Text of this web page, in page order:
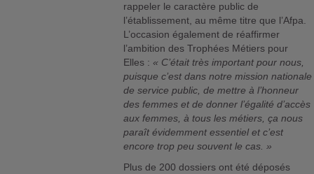
rappeler le caractère public de
l’établissement, au même titre que l’Afpa.
L’occasion également de réaffirmer
l’ambition des Trophées Métiers pour
Elles :« C’était très important pour nous,
puisque c’est dans notre mission nationale
de service public, de mettre à l’honneur
des femmes et de donner l’égalité d’accès
aux femmes, à tous les métiers, ça nous
paraît évidemment essentiel et c’est
encore trop peu souvent le cas. »
Plus de 200 dossiers ont été déposés